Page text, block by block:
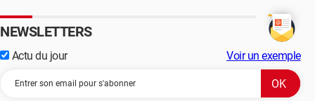
NEWSLETTERS
Actu du jour Voir un exemple